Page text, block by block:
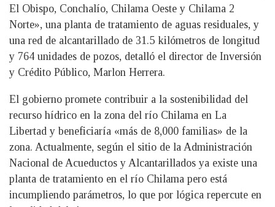
El Obispo, Conchalío, Chilama Oeste y Chilama 2
Norte», una planta de tratamiento de aguas residuales, y
una red de alcantarillado de 31.5 kilómetros de longitud
y 764 unidades de pozos, detalló el director de Inversión
y Crédito Público, Marlon Herrera.
El gobierno promete contribuir a la sostenibilidad del
recurso hídrico en la zona del río Chilama en La
Libertad y beneficiaría «más de 8,000 familias» de la
zona. Actualmente, según el sitio de la Administración
Nacional de Acueductos y Alcantarillados ya existe una
planta de tratamiento en el río Chilama pero está
incumpliendo parámetros, lo que por lógica repercute en